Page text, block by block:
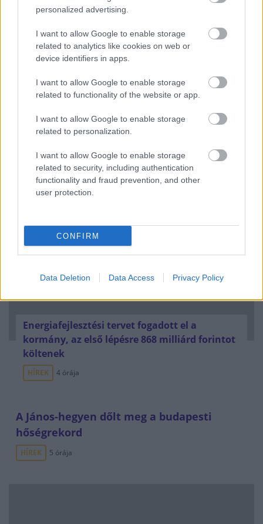
personalized advertising.
I want to allow Google to enable storage
related to analytics like cookies on web or
device identifiers in apps.
I want to allow Google to enable storage
related to functionality of the website or app.
I want to allow Google to enable storage
related to personalization.
I want to allow Google to enable storage
related to security, including authentication
functionality and fraud prevention, and other
user protection.
CONFIRM
Data Deletion Data Access Privacy Policy
Mi lett Alain Delon vagyonával? Adóhatósági
csavar a sztoriban
bolgár biztosítóval hadakozhatnak az
utasok
HÍREK 4 órája
Energiafejlesztési tervet fogadott el a
kormány, az első lépésre 868 milliárd forintot
költenek
HÍREK 4 órája
A János-hegyen dőlt meg a budapesti
hőségrekord
HÍREK 5 órája